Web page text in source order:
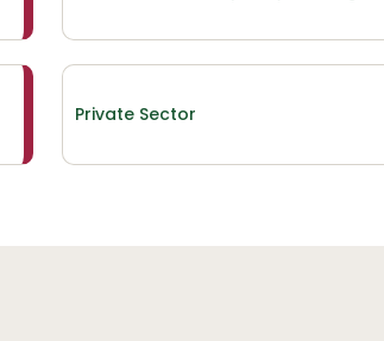
Private Sector